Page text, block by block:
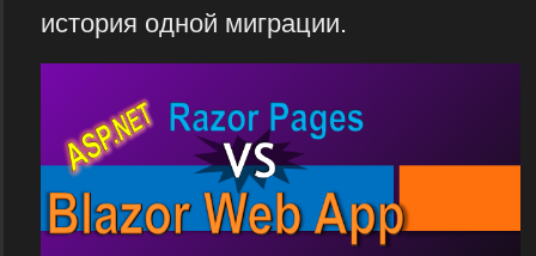
история одной миграции.